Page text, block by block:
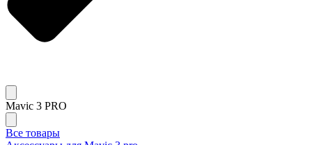
Mavic 3 PRO
Все товары